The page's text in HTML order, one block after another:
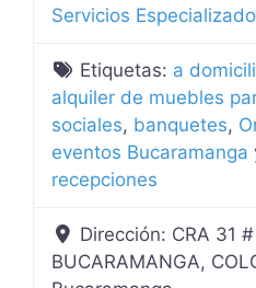
Servicios
Etiquetas: a
alquiler de muebles
sociales, banquetes,
eventos Bucaramanga
recepciones
Dirección: CRA 31
BUCARAMANGA,